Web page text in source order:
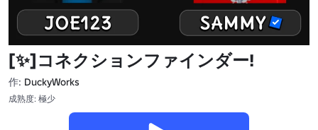
[✨]コネクションファインダー!
作: DuckyWorks
成熟度: 極少